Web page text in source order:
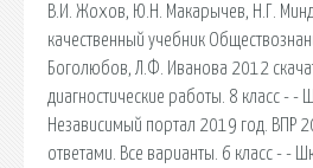
В.И. Жохов, Ю.Н. Макарычев, Н.Г.
качественный учебник
Боголюбов, Л.Ф. Иванова 2012
диагностические работы. 8 класс - -
Независимый портал 2019 год. ВПР
ответами. Все варианты. 6 класс - -